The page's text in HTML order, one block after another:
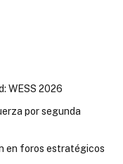
WESS 2026
por segunda
en foros estratégicos